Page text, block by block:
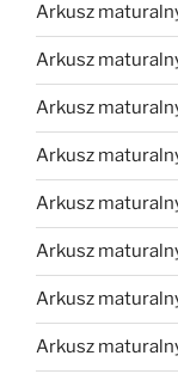
Arkusz
Arkusz
Arkusz
Arkusz
Arkusz
Arkusz
Arkusz
Arkusz